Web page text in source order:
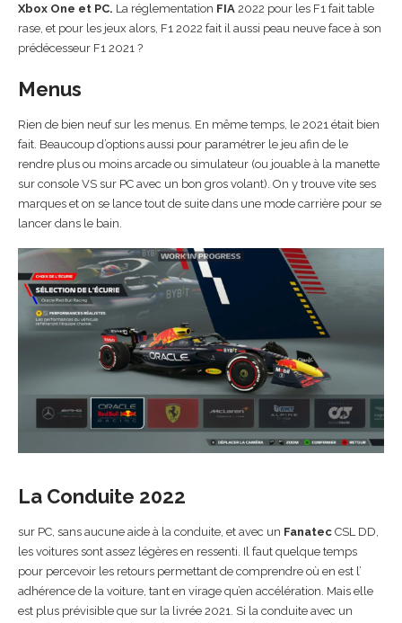
Xbox One et PC. La réglementation FIA 2022 pour les F1 fait table
rase, et pour les jeux alors, F1 2022 fait il aussi peau neuve face à son
prédécesseur F1 2021 ?
Menus
Rien de bien neuf sur les menus. En même temps, le 2021 était bien
fait. Beaucoup d’options aussi pour paramétrer le jeu afin de le
rendre plus ou moins arcade ou simulateur (ou jouable à la manette
sur console VS sur PC avec un bon gros volant). On y trouve vite ses
marques et on se lance tout de suite dans une mode carrière pour se
lancer dans le bain.
La Conduite 2022
sur PC, sans aucune aide à la conduite, et avec un Fanatec CSL DD,
les voitures sont assez légères en ressenti. Il faut quelque temps
pour percevoir les retours permettant de comprendre où en est l’
adhérence de la voiture, tant en virage qu’en accélération. Mais elle
est plus prévisible que sur la livrée 2021. Si la conduite avec un